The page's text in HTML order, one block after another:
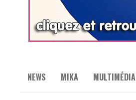
NEWS MIKA MULTIMÉDIA